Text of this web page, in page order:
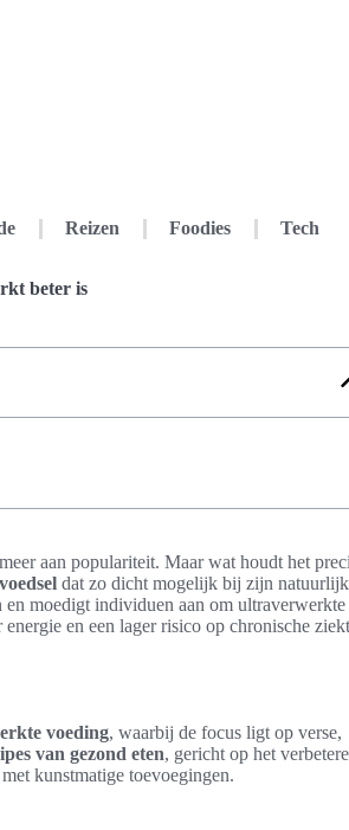
Reizen Foodies Tech
beter is
aan populariteit. Maar wat houdt het
dat zo dicht mogelijk bij zijn
moedigt individuen aan om ultraverwerkte
energie en een lager risico op chronische
voeding, waarbij de focus ligt op verse,
van gezond eten, gericht op het
kunstmatige toevoegingen.